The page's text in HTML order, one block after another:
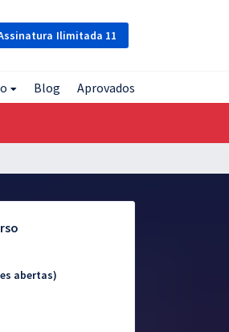
Ilimitada 11
Blog Aprovados
abertas)